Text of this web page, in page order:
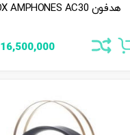
هدفون VOX AMPHONES AC30
16,500,000